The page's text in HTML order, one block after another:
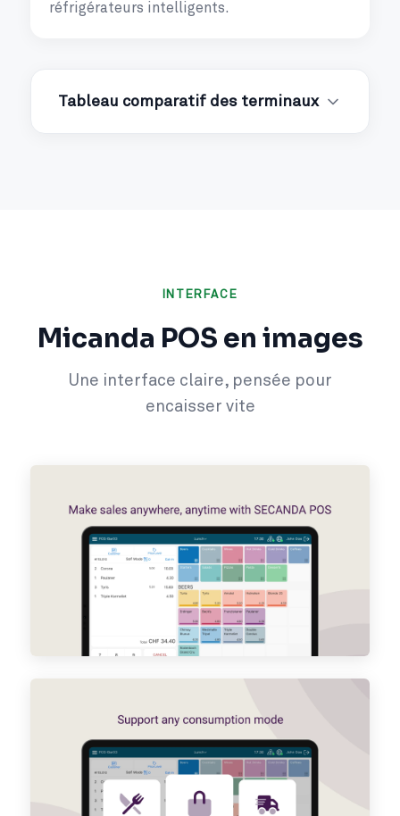
réfrigérateurs intelligents.
Tableau comparatif des terminaux
INTERFACE
Micanda POS en images
Une interface claire, pensée pour
encaisser vite